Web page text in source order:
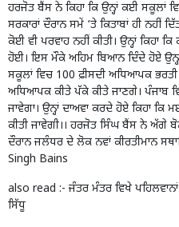
ਹਰਜੋਤ ਬੈਂਸ ਨੇ ਕਿਹਾ ਕਿ ਉਨ੍ਹਾਂ ਕਈ ਸਕੂਲਾਂ
ਸਰਕਾਰਾਂ ਦੌਰਾਨ ਸਮੇਂ ‘ਤੇ ਕਿਤਾਬਾਂ ਹੀ
ਕੋਈ ਵੀ ਪਰਵਾਹ ਨਹੀਂ ਕੀਤੀ। ਉਨ੍ਹਾਂ ਕਿਹਾ
ਹੋਈ। ਇਸ ਮੌਕੇ ਅਹਿਮ ਬਿਆਨ ਦਿੰਦੇ ਹੋਏ ਉਨ੍ਹਾਂ
ਸਕੂਲਾਂ ਵਿਚ 100 ਫ਼ੀਸਦੀ ਅਧਿਆਪਕ
ਅਧਿਆਪਕ ਕੀਤੇ ਪੱਕੇ ਕੀਤੇ ਜਾਣਗੇ। ਪੰਜਾਬ
ਜਾਵੇਗਾ। ਉਨ੍ਹਾਂ ਦਾਅਵਾ ਕਰਦੇ ਹੋਏ ਕਿਹਾ
ਕੀਤੀ ਜਾਵੇਗੀ।। ਹਰਜੋਤ ਸਿੰਘ ਬੈਂਸ ਨੇ ਅੱਗੇ
ਦੌਰਾਨ ਜਲੰਧਰ ਦੇ ਲੋਕ ਨਵਾਂ ਕੀਰਤੀਮਾਨ
Singh Bains
also read :- ਜੰਤਰ ਮੰਤਰ ਵਿਖੇ
ਸਿੱਧੂ